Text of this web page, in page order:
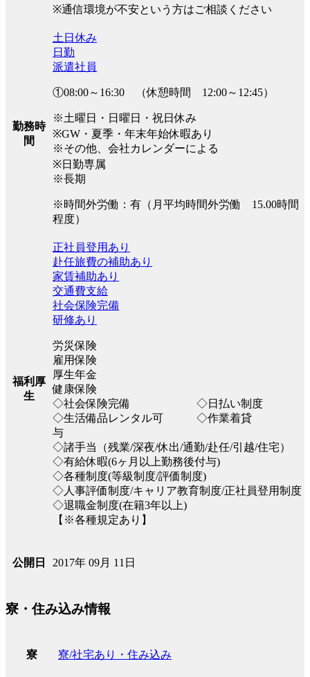
※通信環境が不安という方はご相談ください
勤務時
間
土日休み
日勤
派遣社員
①08:00～16:30 （休憩時間 12:00～12:45）
※土曜日・日曜日・祝日休み
※GW・夏季・年末年始休暇あり
※その他、会社カレンダーによる
※日勤専属
※長期
※時間外労働：有（月平均時間外労働 15.00時間
程度）
福利厚
生
正社員登用あり
赴任旅費の補助あり
家賃補助あり
交通費支給
社会保険完備
研修あり
労災保険
雇用保険
厚生年金
健康保険
◇社会保険完備 ◇日払い制度
◇生活備品レンタル可 ◇作業着貸
与
◇諸手当（残業/深夜/休出/通勤/赴任/引越/住宅）
◇有給休暇(6ヶ月以上勤務後付与)
◇各種制度(等級制度/評価制度)
◇人事評価制度/キャリア教育制度/正社員登用制度
◇退職金制度(在籍3年以上)
【※各種規定あり】
公開日 2017年 09月 11日
寮・住み込み情報
寮 寮/社宅あり・住み込み